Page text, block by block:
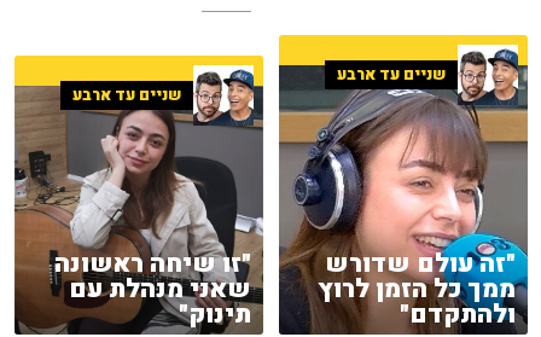
שניים עד ארבע
"זה עולם שדורש
ממך כל הזמן לרוץ
ולהתקדם"
שניים עד ארבע
"זו שיחה ראשונה
שאני מנהלת עם
תינוק"